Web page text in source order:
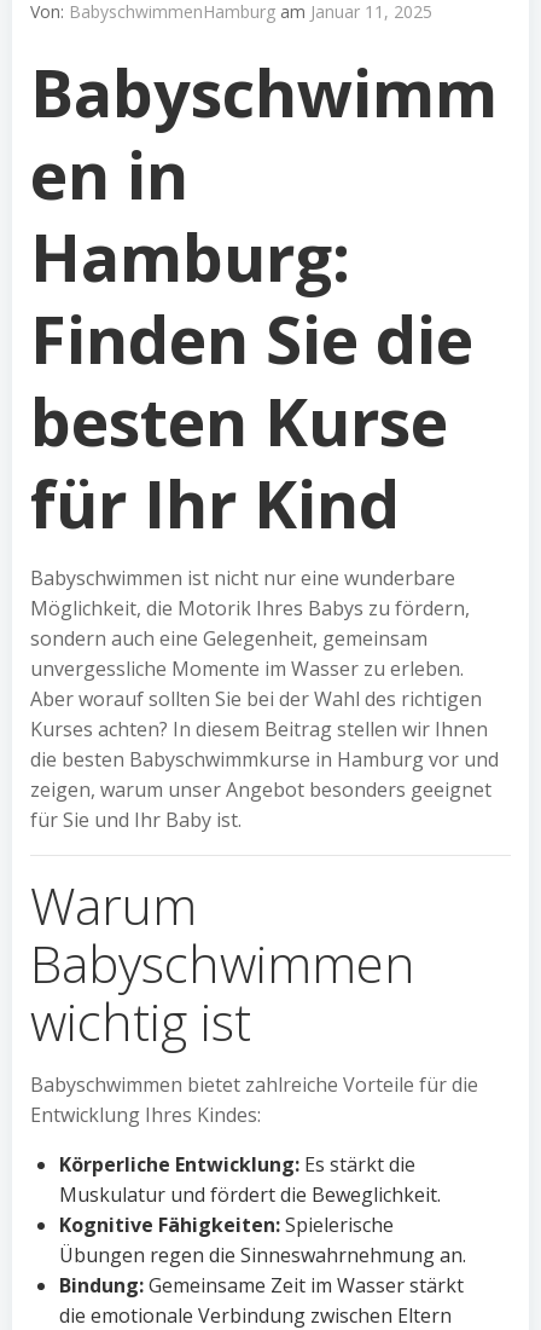
Von: BabyschwimmenHamburg am Januar 11, 2025
Babyschwimm
en in
Hamburg:
Finden Sie die
besten Kurse
für Ihr Kind
Babyschwimmen ist nicht nur eine wunderbare
Möglichkeit, die Motorik Ihres Babys zu fördern,
sondern auch eine Gelegenheit, gemeinsam
unvergessliche Momente im Wasser zu erleben.
Aber worauf sollten Sie bei der Wahl des richtigen
Kurses achten? In diesem Beitrag stellen wir Ihnen
die besten Babyschwimmkurse in Hamburg vor und
zeigen, warum unser Angebot besonders geeignet
für Sie und Ihr Baby ist.
Warum
Babyschwimmen
wichtig ist
Babyschwimmen bietet zahlreiche Vorteile für die
Entwicklung Ihres Kindes:
Körperliche Entwicklung: Es stärkt die
Muskulatur und fördert die Beweglichkeit.
Kognitive Fähigkeiten:Spielerische
Übungen regen die Sinneswahrnehmung an.
Bindung:Gemeinsame Zeit im Wasser stärkt
die emotionale Verbindung zwischen Eltern